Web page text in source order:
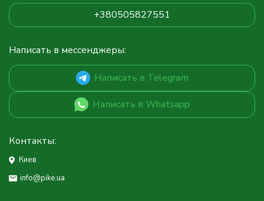
+380505827551
Написать в мессенджеры:
Написать в Telegram
Написать в Whatsapp
Контакты:
Киев
info@pike.ua